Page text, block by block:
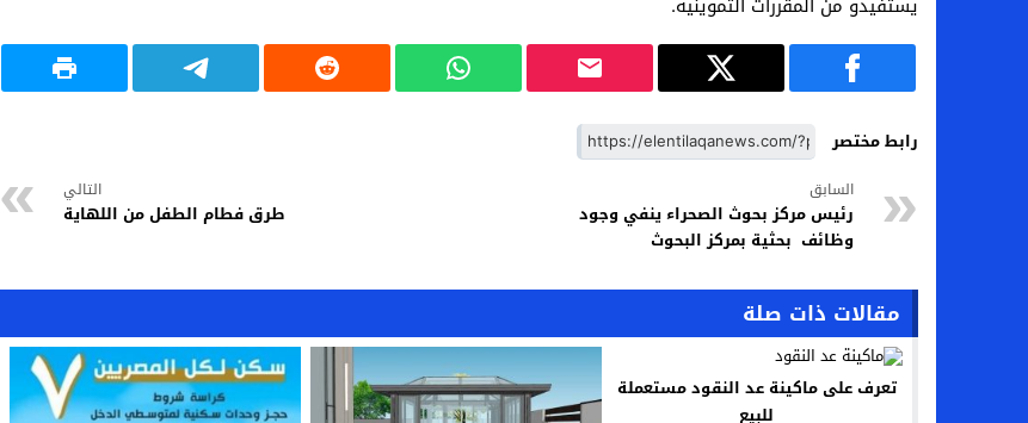
رابط مختصر
السابق
رئيس مركز بحوث الصحراء ينفي وجود
وظائف بحثية بمركز البحوث
التالي
طرق فطام الطفل من اللهاية
مقالات ذات صلة
تعرف على ماكينة عد النقود مستعملة
للبيع